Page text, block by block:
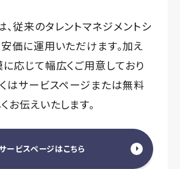
従来のタレントマネジメントシ
価に運用いただけます。加え
応じて幅広くご用意しており
くはサービスページまたは無料
お伝えいたします。
ービスページはこちら